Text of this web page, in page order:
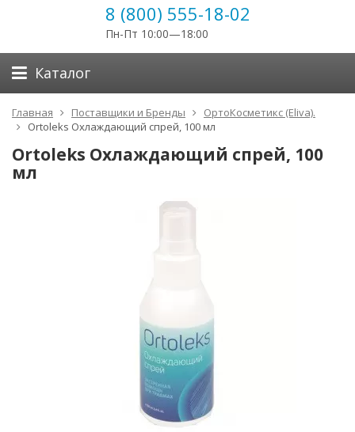
8 (800) 555-18-02
Пн-Пт 10:00—18:00
Каталог
Главная Поставщики и Бренды
ОртоКосметикс (Eliva).
Ortoleks Охлаждающий спрей, 100 мл
Ortoleks Охлаждающий спрей, 100
мл